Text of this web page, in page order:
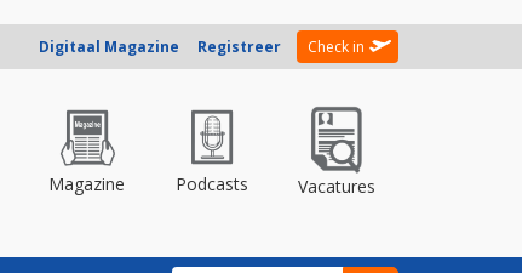
Digitaal Magazine Registreer Check in
Magazine Podcasts Vacatures